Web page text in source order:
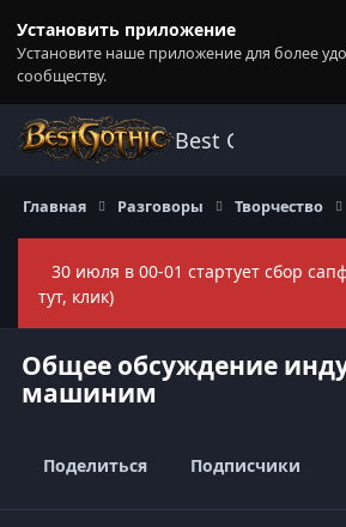
Установить приложение
Установите наше приложение для более
сообществу.
Best Gothic
Главная Разговоры Творчество
30 июля в 00-01 стартует сбор
тут, клик)
Общее обсуждение
машиним
Поделиться Подписчики